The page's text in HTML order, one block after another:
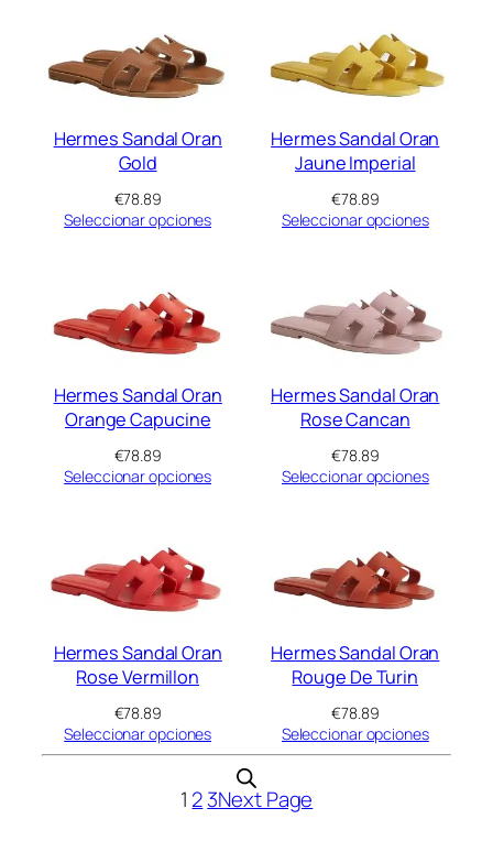
Hermes Sandal Oran
Gold
€78.89
Seleccionar opciones
Hermes Sandal Oran
Jaune Imperial
€78.89
Seleccionar opciones
Hermes Sandal Oran
Orange Capucine
€78.89
Seleccionar opciones
Hermes Sandal Oran
Rose Cancan
€78.89
Seleccionar opciones
Hermes Sandal Oran
Rose Vermillon
€78.89
Seleccionar opciones
Hermes Sandal Oran
Rouge De Turin
€78.89
Seleccionar opciones
1 23Next Page